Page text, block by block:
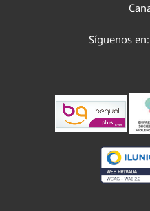
Síguenos en: